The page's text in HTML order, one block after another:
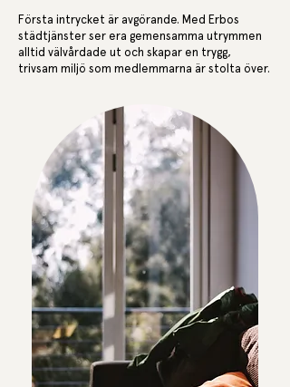
Första intrycket är avgörande. Med Erbos
städtjänster ser era gemensamma utrymmen
alltid välvårdade ut och skapar en trygg,
trivsam miljö som medlemmarna är stolta över.